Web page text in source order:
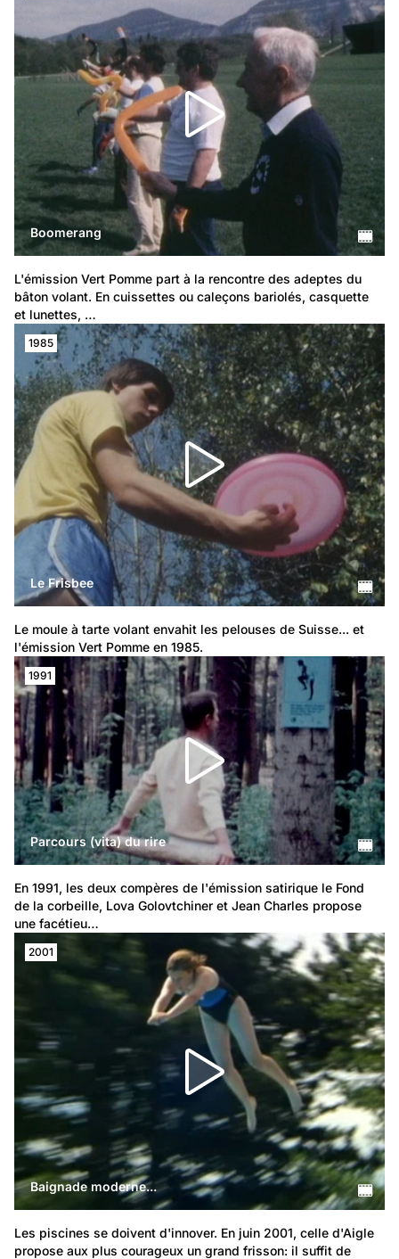
Boomerang
L'émission Vert Pomme part à la rencontre des adeptes du
bâton volant. En cuissettes ou caleçons bariolés, casquette
et lunettes, …
1985
Le Frisbee
Le moule à tarte volant envahit les pelouses de Suisse... et
l'émission Vert Pomme en 1985.
1991
Parcours (vita) du rire
En 1991, les deux compères de l'émission satirique le Fond
de la corbeille, Lova Golovtchiner et Jean Charles propose
une facétieu…
2001
Baignade moderne...
Les piscines se doivent d'innover. En juin 2001, celle d'Aigle
propose aux plus courageux un grand frisson: il suffit de